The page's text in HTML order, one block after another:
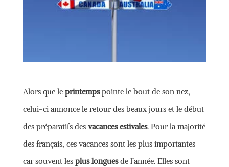
Alors que le printempspointe le bout de son nez,
celui-ci annonce le retour des beaux jours et le début
des préparatifs des vacances estivales. Pour la majorité
des français, ces vacances sont les plus importantes
car souvent les plus longuesde l’année. Elles sont